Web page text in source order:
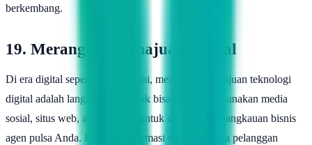
berkembang.
19. Merangkul Kemajuan Digital
Di era digital seperti sekarang ini, merangkul kemajuan teknologi
digital adalah langkah yang tidak bisa dihindari. Gunakan media
sosial, situs web, atau aplikasi untuk memperluas jangkauan bisnis
agen pulsa Anda. Bagikan informasi terkini kepada pelanggan